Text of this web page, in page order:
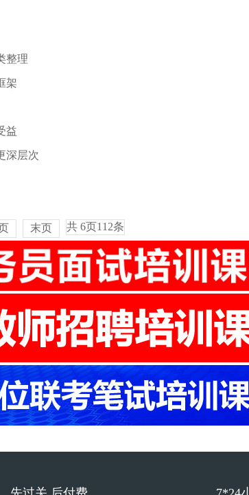
整理
架
益
深层次
末页 共 6页112条